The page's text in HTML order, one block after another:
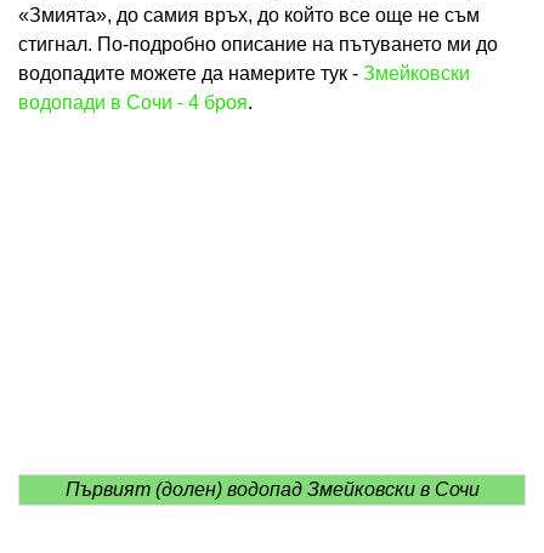
«Змията», до самия връх, до който все още не съм
стигнал. По-подробно описание на пътуването ми до
водопадите можете да намерите тук - Змейковски
водопади в Сочи - 4 броя.
Първият (долен) водопад Змейковски в Сочи